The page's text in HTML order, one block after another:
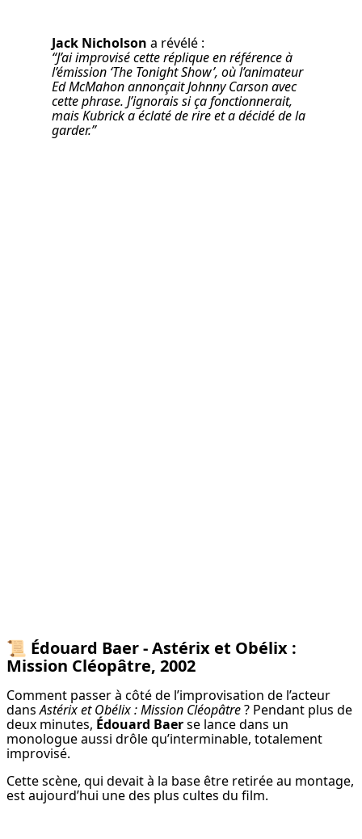
Jack Nicholson
“J’ai improvisé cette réplique en référence à
l’émission ‘The Tonight Show’, où l’animateur
Ed McMahon annonçait Johnny Carson avec
cette phrase. J’ignorais si ça fonctionnerait,
mais Kubrick a éclaté de rire et a décidé de la
garder.”
📜 Édouard Baer - Astérix et Obélix :
Mission Cléopâtre, 2002
Comment passer à côté de l’improvisation de l’acteur
dans Astérix et Obélix : Mission Cléopâtre ? Pendant plus de
deux minutes, Édouard Baer se lance dans un
monologue aussi drôle qu’interminable, totalement
improvisé.
Cette scène, qui devait à la base être retirée au montage,
est aujourd’hui une des plus cultes du film.